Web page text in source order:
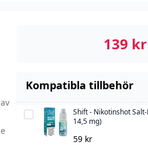
139 kr
Kompatibla tillbehör
Shift
Shift - Nikotinshot
14,5 mg)
59 kr